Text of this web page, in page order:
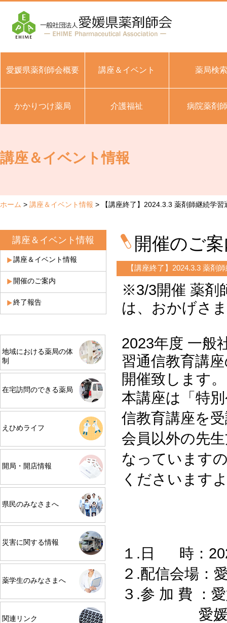
愛媛県薬剤師会概要 講座＆イベント 薬局検索
かかりつけ薬局 介護福祉 病院薬剤
講座＆イベント情報
ホーム 講座＆イベント情報 【講座終了】2024.3.3 薬剤師継続学
講座＆イベント情報
講座＆イベント情報
開催のご案内
終了報告
地域における薬局の体
制
在宅訪問のできる薬局
えひめライフ
開局・開店情報
県民のみなさまへ
災害に関する情報
薬学生のみなさまへ
関連リンク
開催のご
【講座終了】2024.3.3 薬剤
※3/3開催 薬剤
は、おかげさ
2023年度 一般
習通信教育講
開催致します。
本講座は「特
信教育講座を
会員以外の先
なっています
くださいます
１.日 時：
２.配信会場
３.参 加 費 ：
愛媛県女